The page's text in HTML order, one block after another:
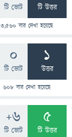
টি ভোট টি উত্তর
3,560 বার দেখা হয়েছে
0
টি ভোট
1
উত্তর
608 বার দেখা হয়েছে
+6
টি ভোট
5
টি উত্তর